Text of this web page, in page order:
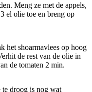
Meng ze met de appels,
el olie toe en breng op
het shoarmavlees op hoog
de rest van de olie in
de tomaten 2 min.
te droog is nog wat